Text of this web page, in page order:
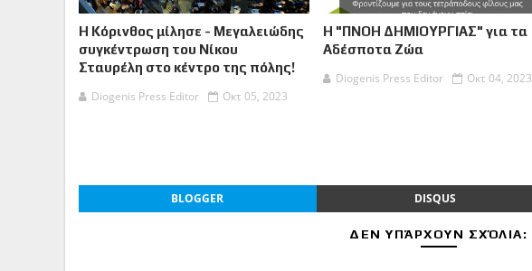
Η Κόρινθος μίλησε - Μεγαλειώδης
συγκέντρωση του Νίκου
Σταυρέλη στο κέντρο της πόλης!
Diogenis Press Editor
Οκτ 05, 2023
Η "ΠΝΟΗ ΔΗΜΙΟΥΡΓΙΑΣ" για τα
Αδέσποτα Ζώα
Diogenis Press Editor
Οκτ 04, 2023
BLOGGER DISQUS
ΔΕΝ ΥΠΆΡΧΟΥΝ ΣΧΌΛΙΑ: